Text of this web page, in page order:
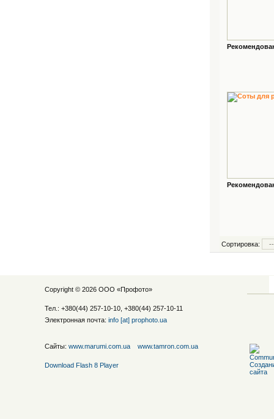
Сортировка:
Copyright © 2026 ООО «Профото»
Тел.: +380(44) 257-10-10, +380(44) 257-10-11
Электронная почта: info [at] prophoto.ua
Сайты: www.marumi.com.ua www.tamron.com.ua
Download Flash 8 Player